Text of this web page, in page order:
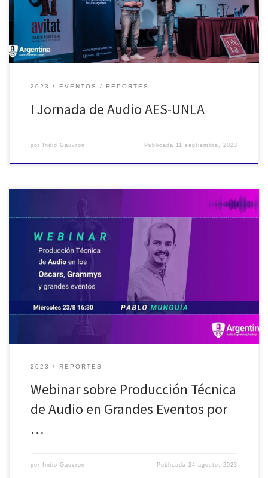
asistieron y llenaron las […]
2023 EVENTOS REPORTES
I Jornada de Audio AES-UNLA
por Indio Gauvron Publicada 11 septiembre, 2023
El pasado miércoles 23 de Agosto, AES Argentina llevó a cabo un
seminario web enfocado en la «Producción Técnica de Audio en
Grandes Eventos». El evento, realizado a través de la plataforma
Zoom, contó con la destacada participación de Pablo Munguía,
reconocido Ingeniero de Sonido con una amplia experiencia en
2023 REPORTES
Webinar sobre Producción Técnica
de Audio en Grandes Eventos por
…
por Indio Gauvron Publicada24 agosto, 2023